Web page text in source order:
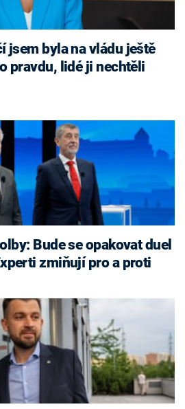
jsem byla na vládu ještě
pravdu, lidé ji nechtěli
zmiňují pro a proti